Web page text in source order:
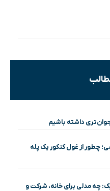
داشته باشیم
چطور از غول کنکور یک پله
چه مدلی برای خانه، شرکت و